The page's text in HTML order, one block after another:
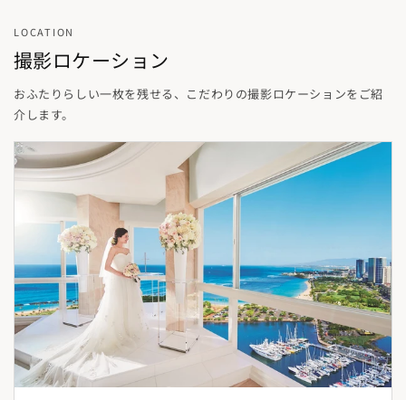
LOCATION
撮影ロケーション
おふたりらしい一枚を残せる、こだわりの撮影ロケーションをご紹
介します。